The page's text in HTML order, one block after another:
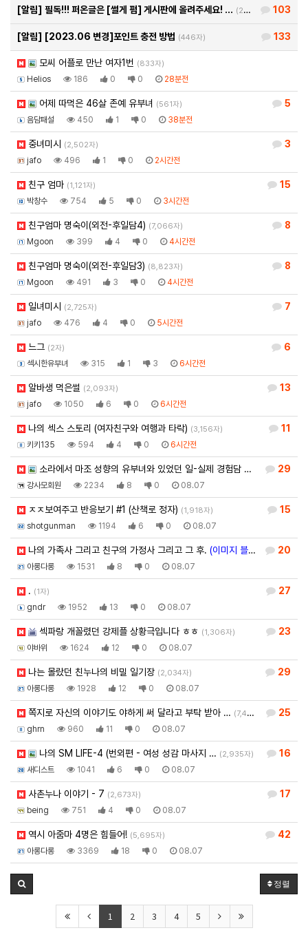
103
[알림] 필독!!! 퍼온글은 [썰게 펌] 게시판에 올려주세요! … (290자)
133
[알림] [2023.06 변경]포인트 충전 방법 (446자)
모씨 어플로 만난 여자1번 (833자)
Helios 186 0 0 28분전
5
어제 따먹은 46살 존예 유부녀 (561자)
음담패설 450 1 0 38분전
3
중녀미시 (2,502자)
jafo 496 1 0 2시간전
15
친구 엄마 (1,121자)
박창수 754 5 0 3시간전
8
친구엄마 명숙이(외전-후일담4) (7,066자)
Mgoon 399 4 0 4시간전
8
친구엄마 명숙이(외전-후일담3) (8,823자)
Mgoon 491 3 0 4시간전
7
일녀미시 (2,725자)
jafo 476 4 0 5시간전
6
느그 (2자)
섹시한유부녀 315 1 3 6시간전
13
알바생 먹은썰 (2,093자)
jafo 1050 6 0 6시간전
11
나의 섹스 스토리 (여자친구와 여행과 타락) (3,156자)
키키135 594 4 0 6시간전
29
소라에서 마조 성향의 유부녀와 있었던 일-실제 경험담 … (이미지 블라
강사모회원 2234 8 0 08.07
15
ㅈㅈ보여주고 반응보기 #1 (산책로 정자) (1,918자)
shotgunman 1194 6 0 08.07
20
나의 가족사 그리고 친구의 가정사 그리고 그 후. (이미지 블라인드) (7,122자)
아롱다롱 1531 8 0 08.07
27
. (1자)
gndr 1952 13 0 08.07
23
섹파랑 개꼴렸던 강제플 상황극입니다 ㅎㅎ (1,306자)
야바위 1624 12 0 08.07
29
나는 몰랐던 친누나의 비밀 일기장 (2,034자)
아롱다롱 1928 12 0 08.07
25
쪽지로 자신의 이야기도 야하게 써 달라고 부탁 받아 … (7,403자)
ghrn 960 11 0 08.07
16
나의 SM LIFE-4 (번외편 - 여성 성감 마사지 … (2,935자)
새디스트 1041 6 0 08.07
17
사촌누나 이야기 - 7 (2,673자)
being 751 4 0 08.07
42
역시 아줌마 4명은 힘들어! (5,695자)
아롱다롱 3369 18 0 08.07
정렬
1 2 3 4 5